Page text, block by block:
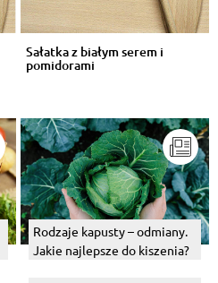
Sałatka z białym serem i
pomidorami
Rodzaje kapusty – odmiany.
Jakie najlepsze do kiszenia?